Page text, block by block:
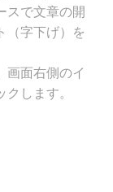
スで文章の開
（字下げ）を
画面右側のイ
します。